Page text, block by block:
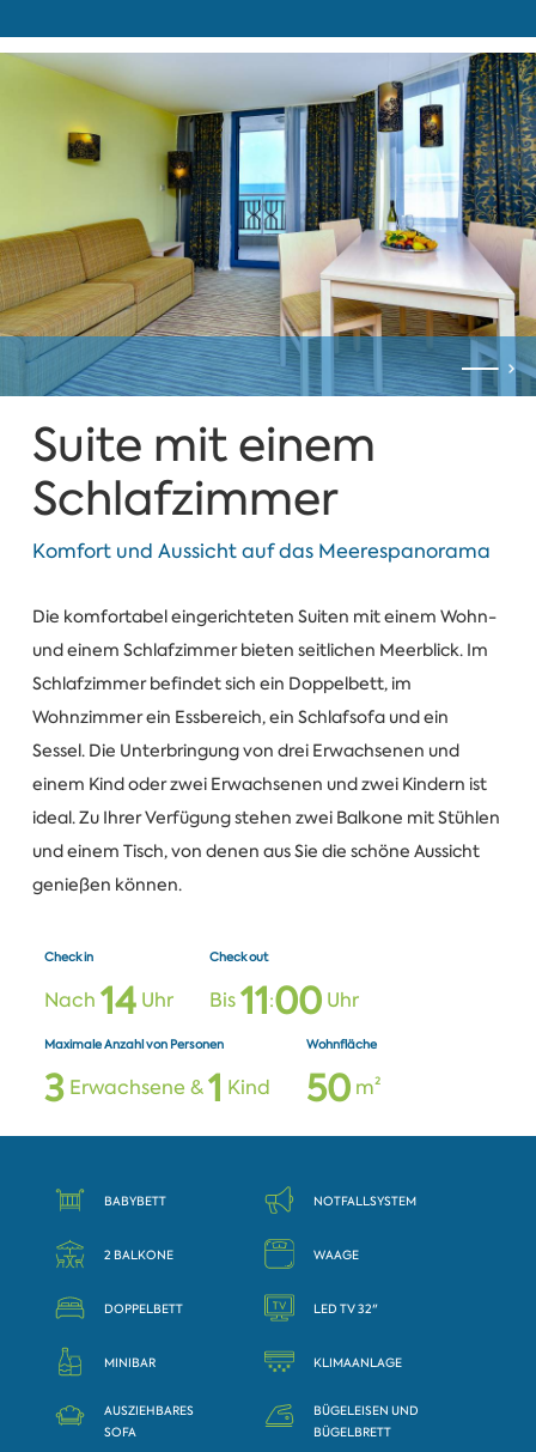
Suite mit einem
Schlafzimmer
Komfort und Aussicht auf das Meerespanorama
Die komfortabel eingerichteten Suiten mit einem Wohn-
und einem Schlafzimmer bieten seitlichen Meerblick. Im
Schlafzimmer befindet sich ein Doppelbett, im
Wohnzimmer ein Essbereich, ein Schlafsofa und ein
Sessel. Die Unterbringung von drei Erwachsenen und
einem Kind oder zwei Erwachsenen und zwei Kindern ist
ideal. Zu Ihrer Verfügung stehen zwei Balkone mit Stühlen
und einem Tisch, von denen aus Sie die schöne Aussicht
genießen können.
Check in
Nach 14Uhr
Check out
Bis11:00Uhr
Maximale Anzahl von Personen
3Erwachsene &1 Kind
Wohnfläche
50m²
BABYBETT NOTFALLSYSTEM
2 BALKONE WAAGE
DOPPELBETT LED TV 32"
MINIBAR KLIMAANLAGE
AUSZIEHBARES
SOFA
BÜGELEISEN UND
BÜGELBRETT